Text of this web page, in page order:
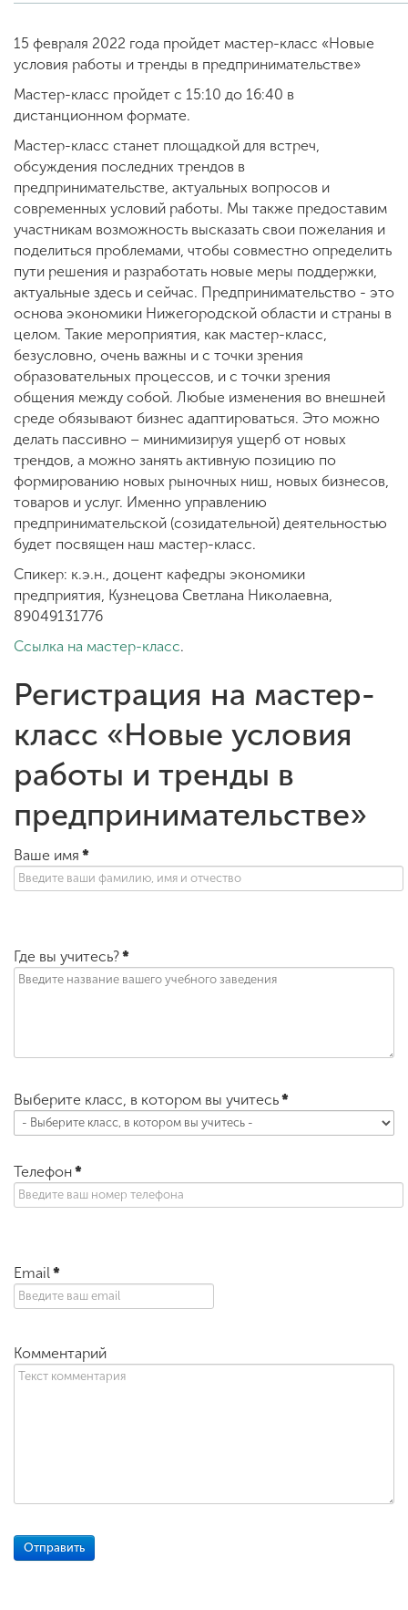
Приемная
комиссия
15 февраля 2022 года пройдет мастер-класс «Новые
условия работы и тренды в предпринимательстве»
Мастер-класс пройдет с 15:10 до 16:40 в
дистанционном формате.
Мастер-класс станет площадкой для встреч,
обсуждения последних трендов в
предпринимательстве, актуальных вопросов и
современных условий работы. Мы также предоставим
участникам возможность высказать свои пожелания и
поделиться проблемами, чтобы совместно определить
пути решения и разработать новые меры поддержки,
актуальные здесь и сейчас. Предпринимательство - это
основа экономики Нижегородской области и страны в
целом. Такие мероприятия, как мастер-класс,
безусловно, очень важны и с точки зрения
образовательных процессов, и с точки зрения
общения между собой. Любые изменения во внешней
среде обязывают бизнес адаптироваться. Это можно
делать пассивно – минимизируя ущерб от новых
трендов, а можно занять активную позицию по
формированию новых рыночных ниш, новых бизнесов,
товаров и услуг. Именно управлению
предпринимательской (созидательной) деятельностью
будет посвящен наш мастер-класс.
Спикер: к.э.н., доцент кафедры экономики
предприятия, Кузнецова Светлана Николаевна,
89049131776
Ссылка на мастер-класс.
Регистрация на мастер-
класс «Новые условия
работы и тренды в
предпринимательстве»
Ваше имя *
Где вы учитесь?*
Выберите класс, в котором вы учитесь*
Телефон*
Email *
Комментарий